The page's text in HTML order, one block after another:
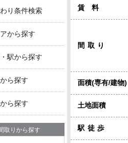
賃料
間取り
面積(専有/建物)
土地面積
駅徒歩
り条件検索
から探す
駅から探す
ら探す
ら探す
取りから探す